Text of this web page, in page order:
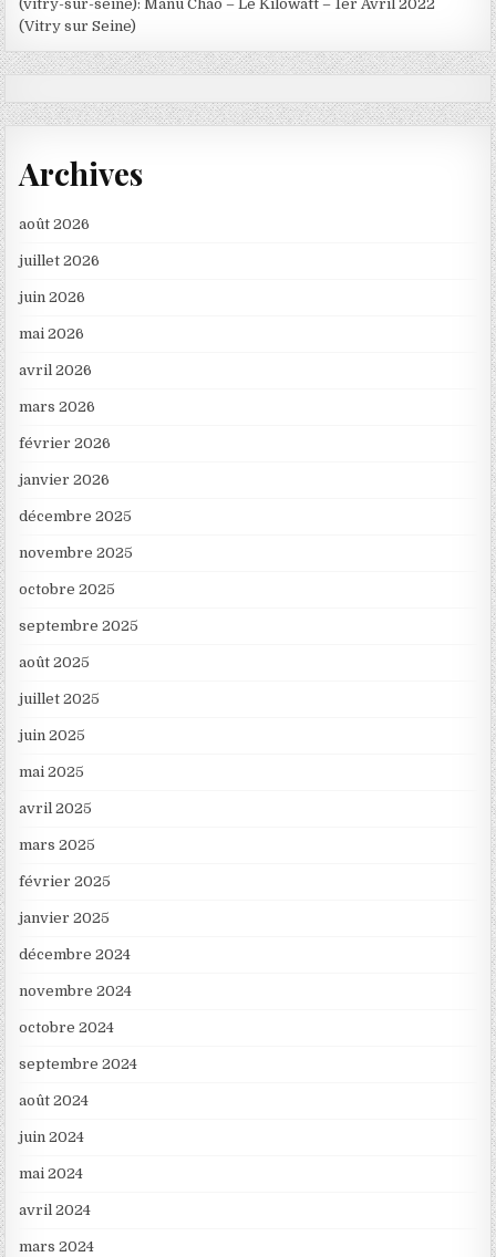
(vitry-sur-seine): Manu Chao – Le Kilowatt – 1er Avril 2022
(Vitry sur Seine)
Archives
août 2026
juillet 2026
juin 2026
mai 2026
avril 2026
mars 2026
février 2026
janvier 2026
décembre 2025
novembre 2025
octobre 2025
septembre 2025
août 2025
juillet 2025
juin 2025
mai 2025
avril 2025
mars 2025
février 2025
janvier 2025
décembre 2024
novembre 2024
octobre 2024
septembre 2024
août 2024
juin 2024
mai 2024
avril 2024
mars 2024